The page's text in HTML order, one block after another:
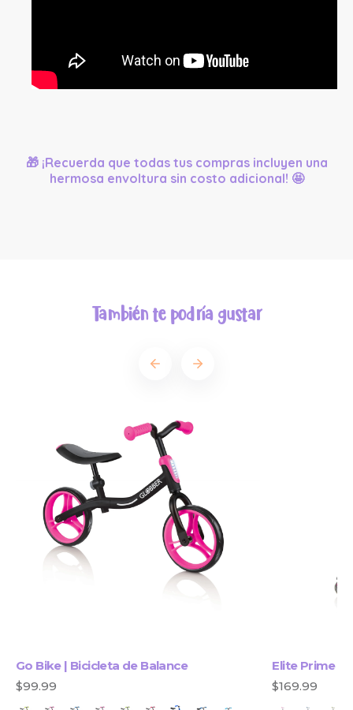
🎁 ¡Recuerda que todas tus compras incluyen una
hermosa envoltura sin costo adicional! 🤩
También te podría gustar
Go Bike | Bicicleta de Balance
$99.99
Elite Prime
$169.99